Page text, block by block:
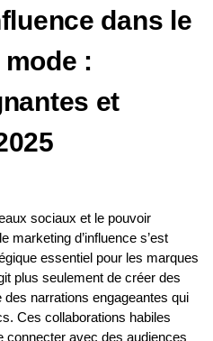
dans le
:
et
sociaux et le pouvoir
marketing d’influence s’est
essentiel pour les marques
plus seulement de créer des
narrations engageantes qui
Ces collaborations habiles
connecter avec des audiences